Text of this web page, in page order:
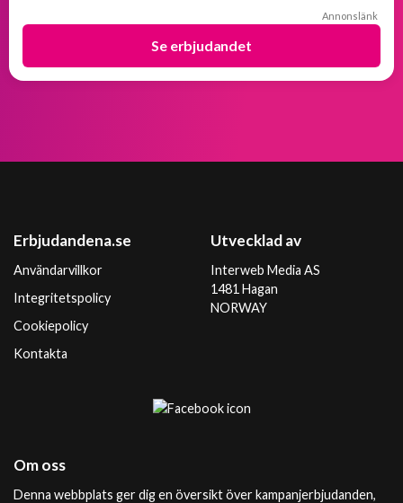
Annonslänk
Se erbjudandet
Erbjudandena.se
Användarvillkor
Integritetspolicy
Cookiepolicy
Kontakta
Utvecklad av
Interweb Media AS
1481 Hagan
NORWAY
Om oss
Denna webbplats ger dig en översikt över kampanjerbjudanden,